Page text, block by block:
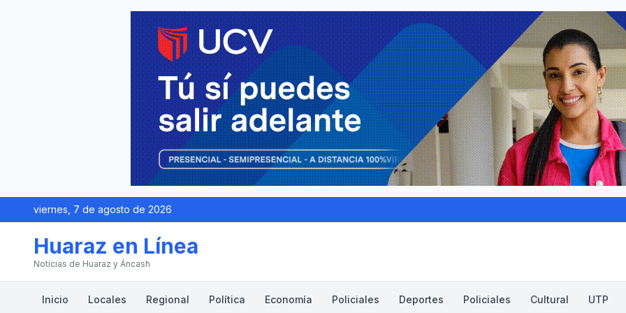
viernes, 7 de agosto de 2026
Huaraz en Línea
Noticias de Huaraz y Áncash
Inicio Locales Regional Política Economía Policiales Deportes Policiales Cultural UTP